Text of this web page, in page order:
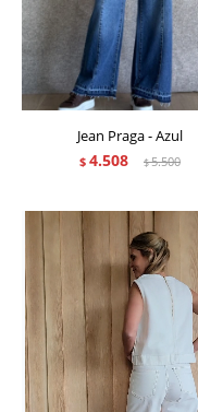
Jean Praga - Azul
$ 4.508 $5.500